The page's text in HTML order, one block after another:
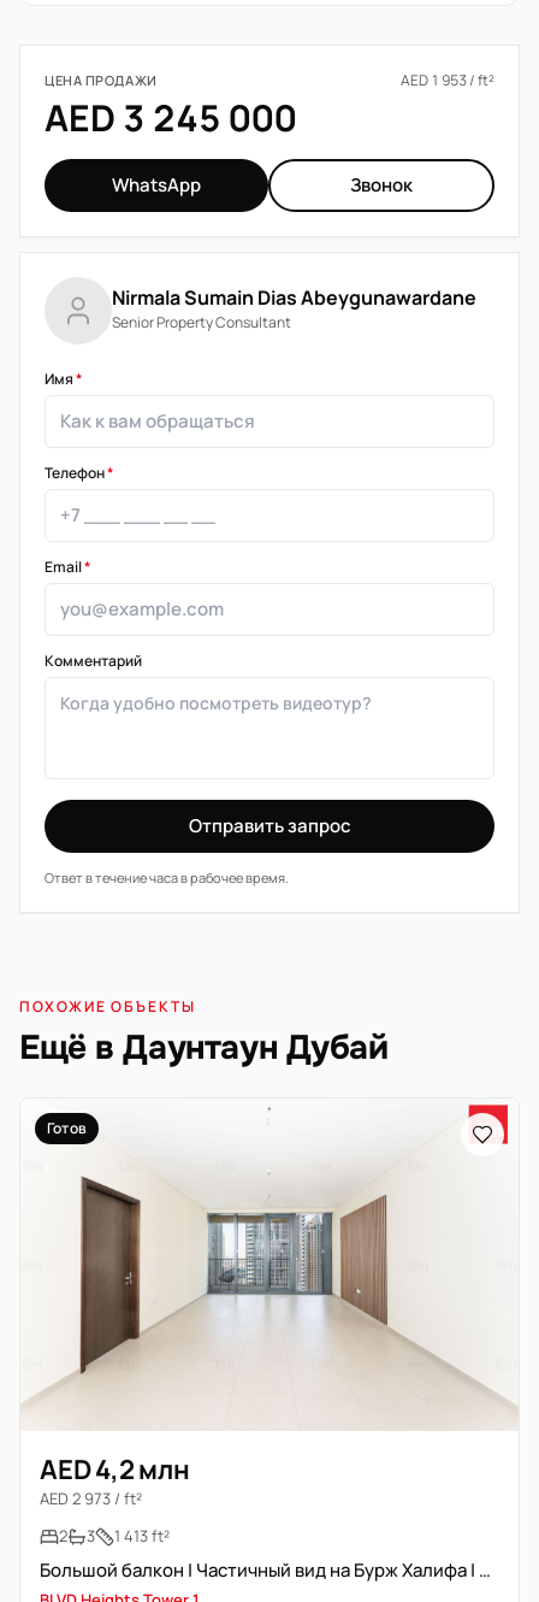
ЦЕНА ПРОДАЖИ AED 1 953 / ft²
AED 3 245 000
WhatsApp Звонок
Nirmala Sumain Dias Abeygunawardane
Senior Property Consultant
Имя*
Телефон*
Email*
Комментарий
Отправить запрос
Ответ в течение часа в рабочее время.
ПОХОЖИЕ ОБЪЕКТЫ
Ещё в Даунтаун Дубай
Готов
AED 4,2 млн
AED 2 973 / ft²
2
3 1 413 ft²
Большой балкон | Частичный вид на Бурж Халифа | Высокий этаж